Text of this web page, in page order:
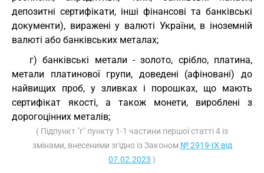
депозитні сертифікати, інші фінансові та банківські
документи), виражені у валюті України, в іноземній
валюті або банківських металах;
г) банківські метали - золото, срібло, платина,
метали платинової групи, доведені (афіновані) до
найвищих проб, у зливках і порошках, що мають
сертифікат якості, а також монети, вироблені з
дорогоцінних металів;
( Підпункт "г" пункту 1-1 частини першої статті 4 із
змінами, внесеними згідно із Законом № 2919-IX від
07.02.2023 )